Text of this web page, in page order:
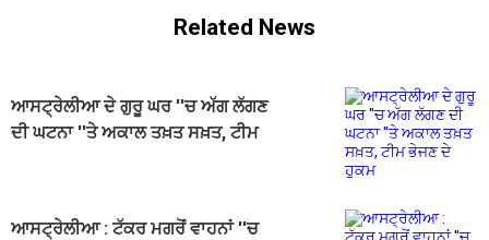
Related News
ਆਸਟ੍ਰੇਲੀਆ ਦੇ ਗੁਰੂ ਘਰ ''ਚ ਅੱਗ ਲੱਗਣ
ਦੀ ਘਟਨਾ ''ਤੇ ਅਕਾਲ ਤਖ਼ਤ ਸਖ਼ਤ, ਟੀਮ
ਆਸਟ੍ਰੇਲੀਆ : ਟੱਕਰ ਮਗਰੋਂ ਵਾਹਨਾਂ ''ਚ